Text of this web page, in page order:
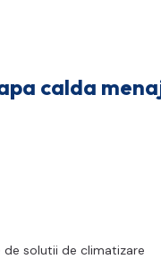
calda
solutii de climatizare